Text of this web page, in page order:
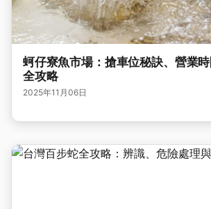
蚵仔寮魚市場：搶車位秘訣、營業
全攻略
2025年11月06日